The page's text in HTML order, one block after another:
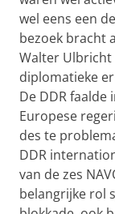
wel eens een
bezoek bracht
Walter Ulbricht
diplomatieke
De DDR faalde
Europese
des te
DDR
van de zes
belangrijke rol